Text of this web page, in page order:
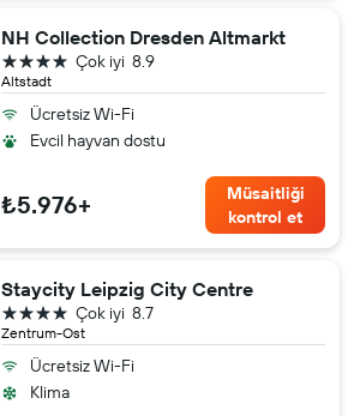
NH Collection Dresden Altmarkt
Altstadt
8.9
Çok iyi
4 yıldız
Ücretsiz Wi-Fi
Evcil hayvan dostu
₺5.976+
Müsaitliği
kontrol et
Staycity Leipzig City Centre
Zentrum-Ost
8.7
Çok iyi
4 yıldız
Ücretsiz Wi-Fi
Klima